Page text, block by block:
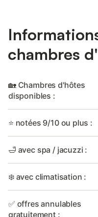
chambres
🏡 Chambres d'hôtes
disponibles :
⭐ notées 9/10 ou plus :
🛁 avec spa / jacuzzi :
❄️ avec climatisation :
✅ offres annulables
gratuitement :